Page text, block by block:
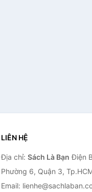
LIÊN HỆ
Địa chỉ: Sách Là Bạn Điện
Phường 6, Quận 3,
Email: